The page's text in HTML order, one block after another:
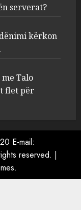
ja
për
Dumanit
që e
serverat?
kërkon
Talo
flet për
E-mail:
reserved. |